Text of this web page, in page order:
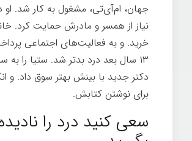
جهان، ام‌آی‌تی، مشغول به کار شد. او
نیاز از همسر و مادرش حمایت کرد.
خرید. و به فعالیت‌های اجتماعی
۱۳ سال بعد درد بدتر شد. ستیا را
دکتر جدید با بینش بهتر سوق داد. و
برای نوشتن کتابش.
سعی کنید درد را